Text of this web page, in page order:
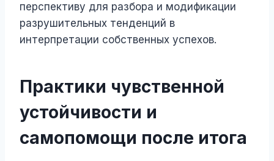
перспективу для разбора и модификации
разрушительных тенденций в
интерпретации собственных успехов.
Практики чувственной
устойчивости и
самопомощи после итога